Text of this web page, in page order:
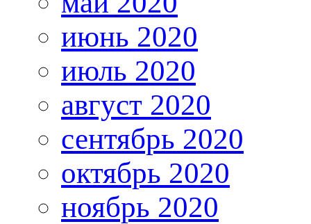
июнь 2020
июль 2020
август 2020
сентябрь 2020
октябрь 2020
ноябрь 2020